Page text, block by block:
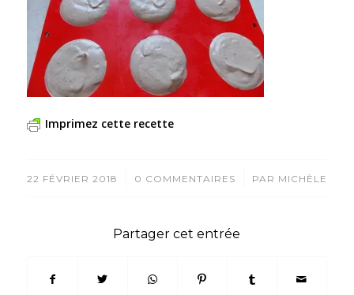
Imprimez cette recette
22 FÉVRIER 2018
/ 0 COMMENTAIRES
/ PAR MICHÈLE
Partager cet entrée